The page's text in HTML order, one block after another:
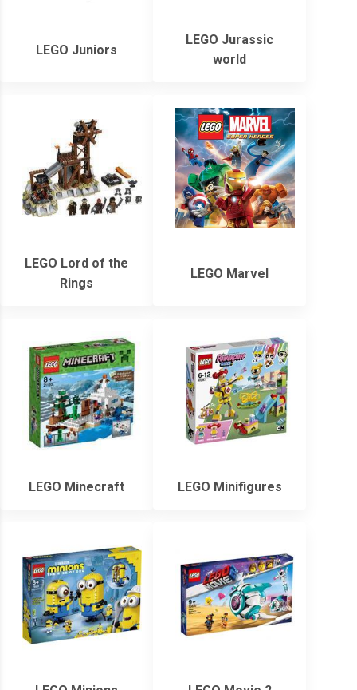
LEGO Juniors
LEGO Jurassic
world
LEGO Lord of the
Rings
LEGO Marvel
LEGO Minecraft LEGO Minifigures